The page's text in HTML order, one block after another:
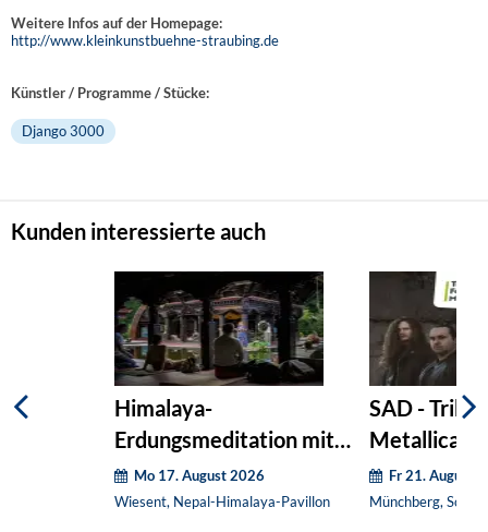
Weitere Infos auf der Homepage:
http://www.kleinkunstbuehne-straubing.de
Künstler / Programme / Stücke:
Django 3000
Kunden interessierte auch
Himalaya-
Erdungsmeditation mit
Klangschalen & Gong
Mo 17. August 2026
Wiesent, Nepal-Himalaya-Pavillon
SAD -
Metallica
Fr 21. August
Münchberg,